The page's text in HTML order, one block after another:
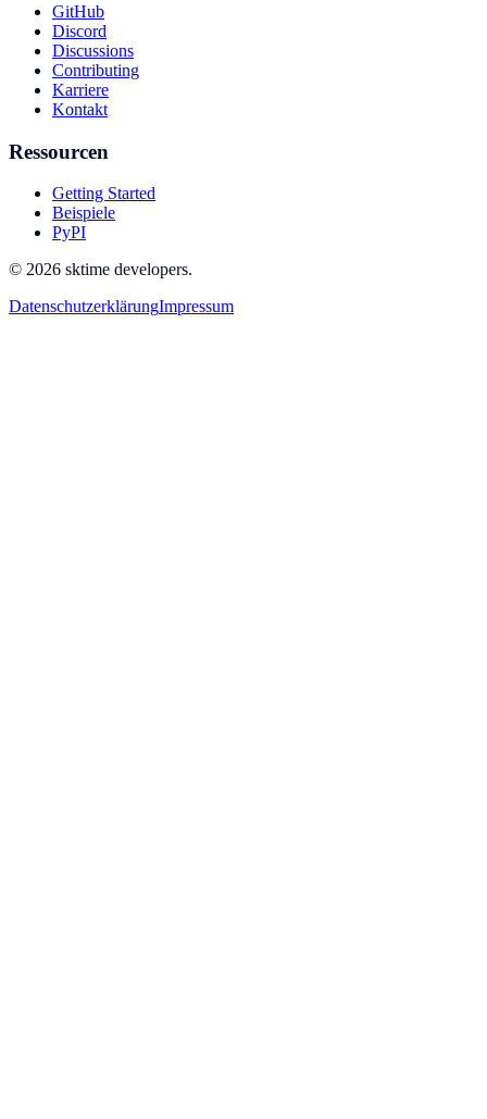
GitHub
Discord
Discussions
Contributing
Karriere
Kontakt
Ressourcen
Getting Started
Beispiele
PyPI
© 2026 sktime developers.
DatenschutzerklärungImpressum